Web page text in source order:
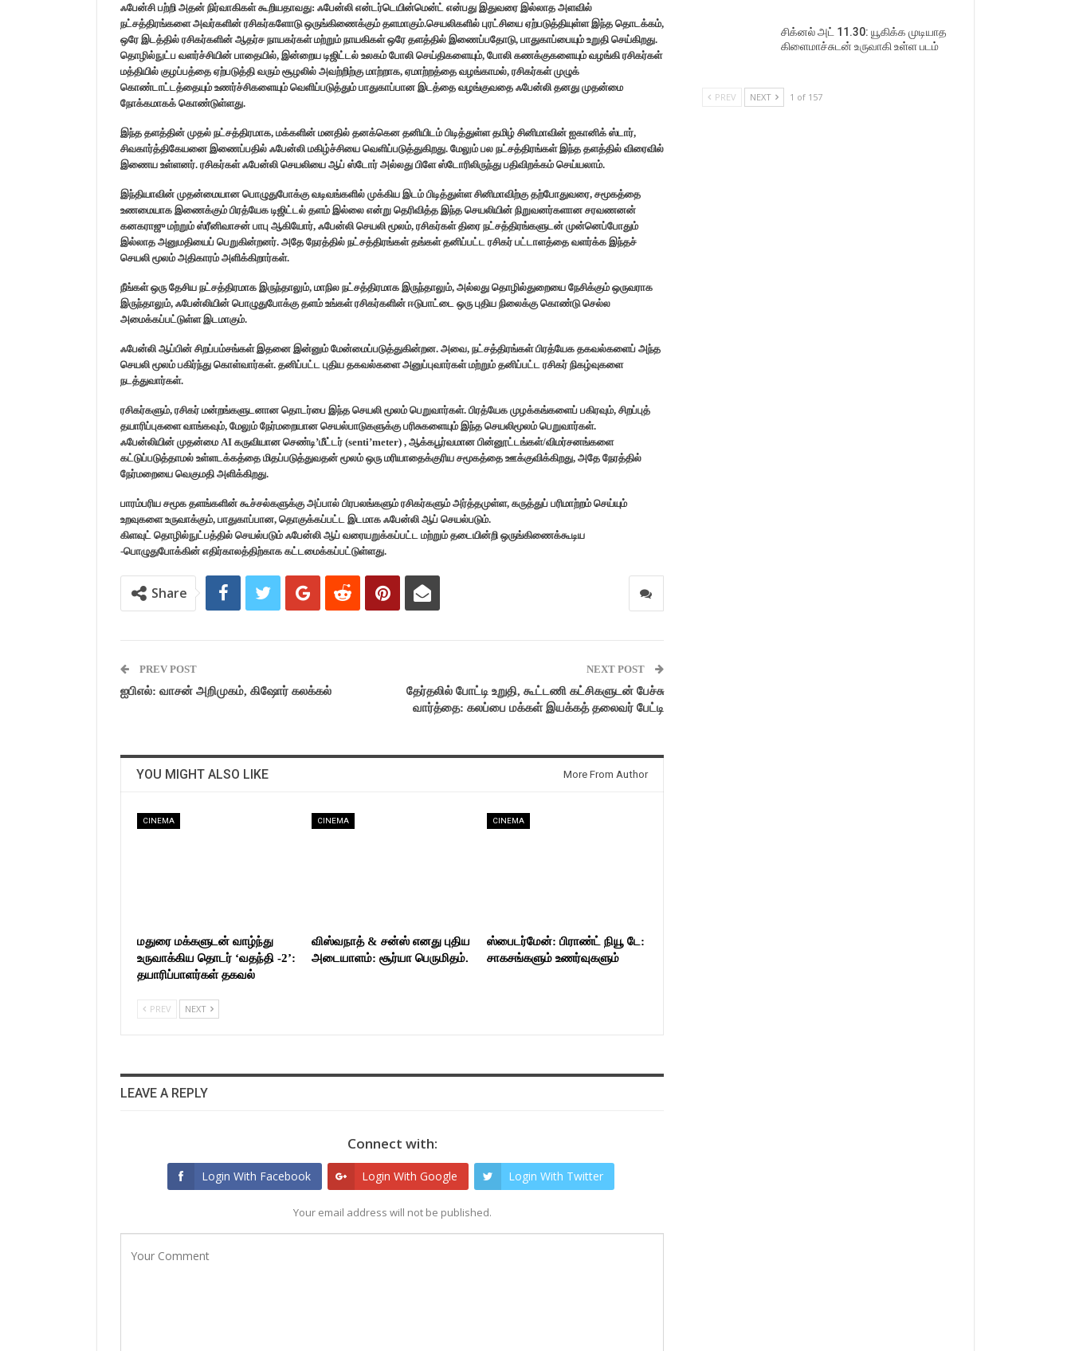
ஃபேன்சி பற்றி அதன் நிர்வாகிகள் கூறியதாவது: ஃபேன்லி என்டர்டெயின்மென்ட் என்பது இதுவரை இல்லாத அளவில்
நட்சத்திரங்களை அவர்களின் ரசிகர்களோடு ஒருங்கிணைக்கும் தளமாகும்.செயலிகளில் புரட்சியை ஏற்படுத்தியுள்ள இந்த தொடக்கம்,
ஒரே இடத்தில் ரசிகர்களின் ஆதர்ச நாயகர்கள் மற்றும் நாயகிகள் ஒரே தளத்தில் இணைப்பதோடு, பாதுகாப்பையும் உறுதி செய்கிறது.
தொழில்நுட்ப வளர்ச்சியின் பாதையில், இன்றைய டிஜிட்டல் உலகம் போலி செய்திகளையும், போலி கணக்குகளையும் வழங்கி ரசிகர்கள்
மத்தியில் குழப்பத்தை ஏற்படுத்தி வரும் சூழலில் அவற்றிற்கு மாற்றாக, ஏமாற்றத்தை வழங்காமல், ரசிகர்கள் முழுக்
கொண்டாட்டத்தையும் உணர்ச்சிகளையும் வெளிப்படுத்தும் பாதுகாப்பான இடத்தை வழங்குவதை ஃபேன்லி தனது முதன்மை
நோக்கமாகக் கொண்டுள்ளது.
இந்த தளத்தின் முதல் நட்சத்திரமாக, மக்களின் மனதில் தனக்கென தனியிடம் பிடித்துள்ள தமிழ் சினிமாவின் ஐகானிக் ஸ்டார்,
சிவகார்த்திகேயனை இணைப்பதில் ஃபேன்லி மகிழ்ச்சியை வெளிப்படுத்துகிறது. மேலும் பல நட்சத்திரங்கள் இந்த தளத்தில் விரைவில்
இணைய உள்ளனர். ரசிகர்கள் ஃபேன்லி செயலியை ஆப் ஸ்டோர் அல்லது பிளே ஸ்டோரிலிருந்து பதிவிறக்கம் செய்யலாம்.
இந்தியாவின் முதன்மையான பொழுதுபோக்கு வடிவங்களில் முக்கிய இடம் பிடித்துள்ள சினிமாவிற்கு தற்போதுவரை, சமூகத்தை
உணமையாக இணைக்கும் பிரத்யேக டிஜிட்டல் தளம் இல்லை என்று தெரிவித்த இந்த செயலியின் நிறுவனர்களான சரவணனன்
கனகராஜு மற்றும் ஸ்ரீனிவாசன் பாபு ஆகியோர், ஃபேன்லி செயலி மூலம், ரசிகர்கள் திரை நட்சத்திரங்களுடன் முன்னெப்போதும்
இல்லாத அனுமதியைப் பெறுகின்றனர். அதே நேரத்தில் நட்சத்திரங்கள் தங்கள் தனிப்பட்ட ரசிகர் பட்டாளத்தை வளர்க்க இந்தச்
செயலி மூலம் அதிகாரம் அளிக்கிறார்கள்.
நீங்கள் ஒரு தேசிய நட்சத்திரமாக இருந்தாலும், மாநில நட்சத்திரமாக இருந்தாலும், அல்லது தொழில்துறையை நேசிக்கும் ஒருவராக
இருந்தாலும், ஃபேன்லியின் பொழுதுபோக்கு தளம் உங்கள் ரசிகர்களின் ஈடுபாட்டை ஒரு புதிய நிலைக்கு கொண்டு செல்ல
அமைக்கப்பட்டுள்ள இடமாகும்.
ஃபேன்லி ஆப்பின் சிறப்பம்சங்கள் இதனை இன்னும் மேன்மைப்படுத்துகின்றன. அவை, நட்சத்திரங்கள் பிரத்யேக தகவல்களைப் அந்த
செயலி மூலம் பகிர்ந்து கொள்வார்கள். தனிப்பட்ட புதிய தகவல்களை அனுப்புவார்கள் மற்றும் தனிப்பட்ட ரசிகர் நிகழ்வுகளை
நடத்துவார்கள்.
ரசிகர்களும், ரசிகர் மன்றங்களுடனான தொடர்பை இந்த செயலி மூலம் பெறுவார்கள். பிரத்யேக முழக்கங்களைப் பகிரவும், சிறப்புத்
தயாரிப்புகளை வாங்கவும், மேலும் நேர்மறையான செயல்பாடுகளுக்கு பரிசுகளையும் இந்த செயலிமூலம் பெறுவார்கள்.
ஃபேன்லியின் முதன்மை AI கருவியான செண்டி’மீட்டர் (senti’meter) , ஆக்கபூர்வமான பின்னூட்டங்கள்/விமர்சனங்களை
கட்டுப்படுத்தாமல் உள்ளடக்கத்தை மிதப்படுத்துவதன் மூலம் ஒரு மரியாதைக்குரிய சமூகத்தை ஊக்குவிக்கிறது, அதே நேரத்தில்
நேர்மறையை வெகுமதி அளிக்கிறது.
பாரம்பரிய சமூக தளங்களின் கூச்சல்களுக்கு அப்பால் பிரபலங்களும் ரசிகர்களும் அர்த்தமுள்ள, கருத்துப் பரிமாற்றம் செய்யும்
உறவுகளை உருவாக்கும், பாதுகாப்பான, தொகுக்கப்பட்ட இடமாக ஃபேன்லி ஆப் செயல்படும்.
கிளவுட் தொழில்நுட்பத்தில் செயல்படும் ஃபேன்லி ஆப் வரையறுக்கப்பட்ட மற்றும் தடையின்றி ஒருங்கிணைக்கூடிய
-பொழுதுபோக்கின் எதிர்காலத்திற்காக கட்டமைக்கப்பட்டுள்ளது.
Share
PREV POST
ஐபிஎல்: வாசன் அறிமுகம், கிஷோர் கலக்கல்
NEXT POST
தேர்தலில் போட்டி உறுதி, கூட்டணி கட்சிகளுடன் பேச்சு
வார்த்தை: கலப்பை மக்கள் இயக்கத் தலைவர் பேட்டி
YOU MIGHT ALSO LIKE More From Author
CINEMA
மதுரை மக்களுடன் வாழ்ந்து
உருவாக்கிய தொடர் ‘வதந்தி -2’:
தயாரிப்பாளர்கள் தகவல்
CINEMA
விஸ்வநாத் & சன்ஸ் எனது புதிய
அடையாளம்: சூர்யா பெருமிதம்.
CINEMA
ஸ்பைடர்மேன்: பிராண்ட் நியூ டே:
சாகசங்களும் உணர்வுகளும்
PREV NEXT
LEAVE A REPLY
Connect with:
Login With Facebook Login With Google Login With Twitter
Your email address will not be published.
சிக்னல் அட் 11.30: யூகிக்க முடியாத
கிளைமாச்சுடன் உருவாகி உள்ள படம்
PREV NEXT 1 of 157